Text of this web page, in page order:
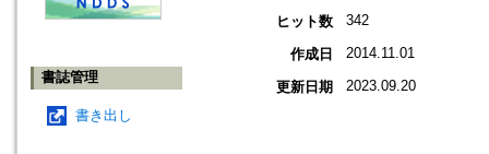
書誌管理
書き出し
ヒット数
342
作成日 2014.11.01
更新日期 2023.09.20